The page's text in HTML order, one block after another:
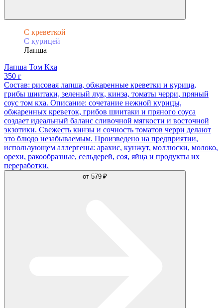
С креветкой
С курицей
Лапша
Лапша Том Кха
350 г
Состав: рисовая лапша, обжаренные креветки и курица,
грибы шиитаки, зеленый лук, кинза, томаты черри, пряный
соус том кха. Описание: сочетание нежной курицы,
обжаренных креветок, грибов шиитаки и пряного соуса
создает идеальный баланс сливочной мягкости и восточной
экзотики. Свежесть кинзы и сочность томатов черри делают
это блюдо незабываемым. Произведено на предприятии,
использующем аллергены: арахис, кунжут, моллюски, молоко,
орехи, ракообразные, сельдерей, соя, яйца и продукты их
переработки.
от 579 ₽